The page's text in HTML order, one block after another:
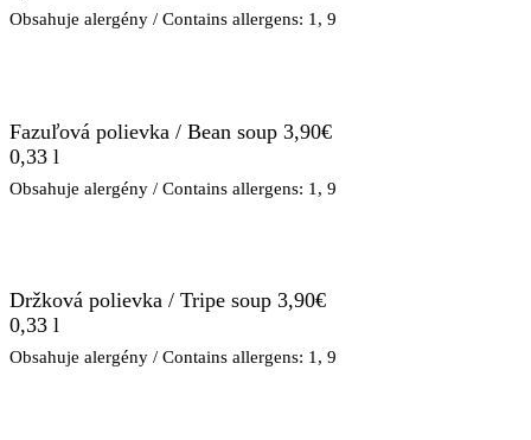
Obsahuje alergény / Contains allergens: 1, 9
Fazuľová polievka / Bean soup 3,90€
0,33 l
Obsahuje alergény / Contains allergens: 1, 9
Držková polievka / Tripe soup 3,90€
0,33 l
Obsahuje alergény / Contains allergens: 1, 9